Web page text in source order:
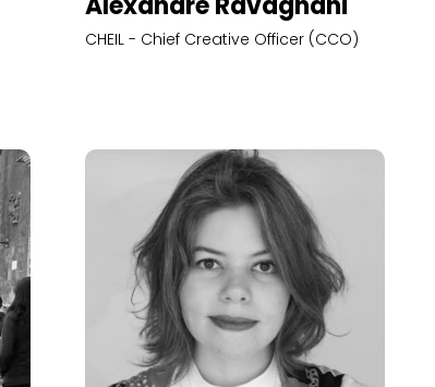
CHEIL - Chief Creative Officer (CCO)